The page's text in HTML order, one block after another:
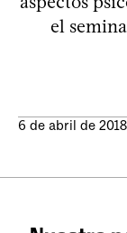
el
6 de abril de 2018